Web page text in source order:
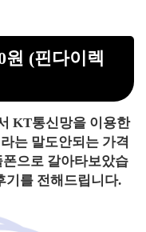
(핀다이렉
KT통신망을 이용한
는 말도안되는 가격
으로 갈아타보았습
기를 전해드립니다.